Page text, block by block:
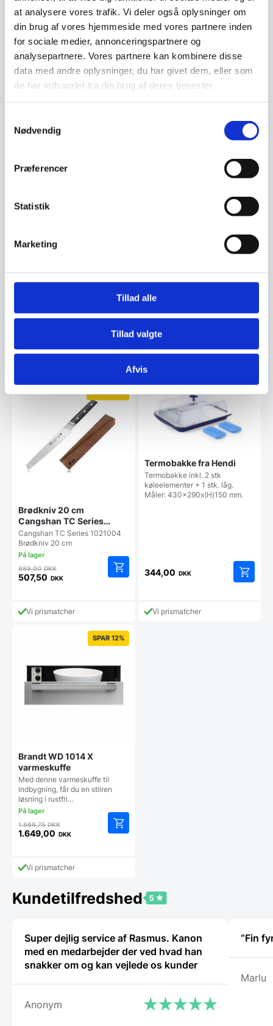
at analysere vores trafik. Vi deler også oplysninger om
din brug af vores hjemmeside med vores partnere inden
for sociale medier, annonceringspartnere og
analysepartnere. Vores partnere kan kombinere disse
data med andre oplysninger, du har givet dem, eller som
de har indsamlet fra din brug af deres tjenester.
Nødvendig
Præferencer
Statistik
Marketing
Tillad alle
Tillad valgte
Afvis
Har du spørgsmål til varen? Klik her
Vi prismatcher - Klik her
Relaterede varer
Den
oprindelige
var:
aktuelle
1.799,00 DKK.
Hendi – Plastik flaske Rød
Brødkniv 20 cm
Cangshan TC Series
1021004
Cangshan TC Series 1021004
Brødkniv 20 cm
889,00DKKDen
oprindelige
var:
889,00 DKK.
507,50 DKK
aktuelle
prisVi prismatcher
Termobakke fra Hendi
Termobakke inkl. 2 stk
køleelementer + 1 stk. låg.
Måler: 430x290x(H)150 mm.
344,00 DKK
Vi prismatcher
SPAR 12%
Brandt WD 1014 X
varmeskuffe
Med denne varmeskuffe til
indbygning, får du en stilren
løsning i rustfri…
1.868,75DKKDen
oprindelige
var:
1.868,75 DKK.
1.649,00 DKK
aktuelle
prisVi prismatcher
Kundetilfredshed
Super dejlig service af Rasmus. Kanon
med en medarbejder der ved hvad han
snakker om og kan vejlede os kunder
Anonym
“Fin
Marlu